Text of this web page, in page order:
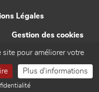
Légales
Gestion des cookies
pour améliorer votre
Plus d'informations